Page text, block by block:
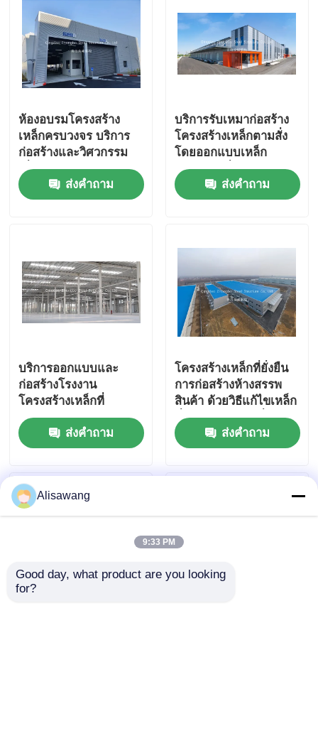
ห้องอบรมโครงสร้าง
เหล็กครบวงจร บริการ
ก่อสร้างและวิศวกรรม
เพื่อความสําเร็จของ
โครงการอุตสาหกรรม
ส่งคำถาม
บริการรับเหมาก่อสร้าง
โครงสร้างเหล็กตามสั่ง
โดยออกแบบเหล็ก
สำเร็จรูปเพื่อการใช้งาน
ในพื้นที่อุตสาหกรรมและ
ทนทาน
ส่งคำถาม
บริการออกแบบและ
ก่อสร้างโรงงาน
โครงสร้างเหล็กที่
สามารถปรับแต่งได้ สําห
รับการใช้งาน
อุตสาหกรรมที่หลาก
ส่งคำถาม
โครงสร้างเหล็กที่ยั่งยืน
การก่อสร้างห้างสรรพ
สินค้า ด้วยวิธีแก้ไขเหล็ก
ที่สามารถปรับเปลี่ยนได้
เพื่อให้มีพื้นที่
อุตสาหกรรมที่มี
ส่งคำถาม
Alisawang
9:33 PM
Good day, what product are you looking
for?